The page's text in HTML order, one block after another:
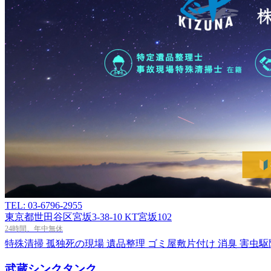
TEL: 03-6796-2955
東京都世田谷区宮坂3-38-10 KT宮坂102
24時間、年中無休
特殊清掃 孤独死の現場 遺品整理 ゴミ屋敷片付け 消臭 害虫駆